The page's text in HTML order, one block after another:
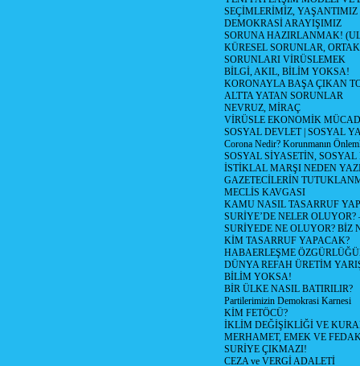
SEÇİMLERİMİZ, YAŞANTIMIZ
DEMOKRASİ ARAYIŞIMIZ
SORUNA HAZIRLANMAK!
KÜRESEL SORUNLAR,
SORUNLARI VİRÜSLEMEK
BİLGİ, AKIL, BİLİM YOKSA!
KORONAYLA BAŞA ÇIKAN
ALTTA YATAN SORUNLAR
NEVRUZ, MİRAÇ
VİRÜSLE EKONOMİK
SOSYAL DEVLET | SOSYAL
Corona Nedir? Korunmanın
SOSYAL SİYASETİN,
İSTİKLAL MARŞI NEDEN
GAZETECİLERİN
MECLİS KAVGASI
KAMU NASIL TASARRUF
SURİYE’DE NELER OLUYOR?
SURİYEDE NE OLUYOR? BİZ
KİM TASARRUF YAPACAK?
HABAERLEŞME
DÜNYA REFAH ÜRETİM
BİLİM YOKSA!
BİR ÜLKE NASIL BATIRILIR?
Partilerimizin Demokrasi Karnesi
KİM FETÖCÜ?
İKLİM DEĞİŞİKLİĞİ VE
MERHAMET, EMEK VE
SURİYE ÇIKMAZI!
CEZA ve VERGİ ADALETİ